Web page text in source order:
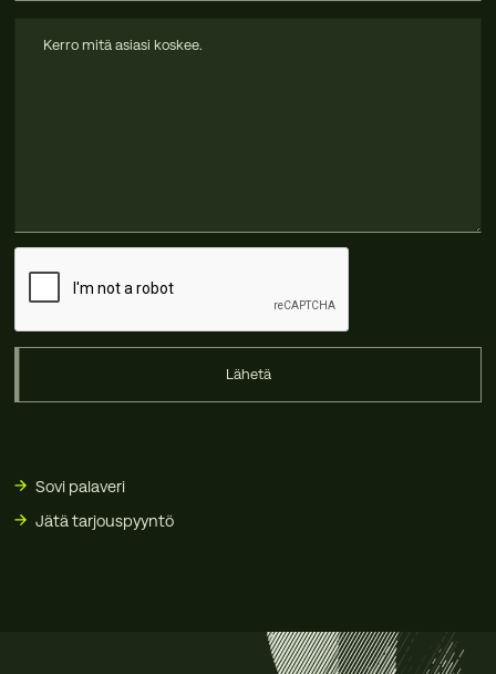
Lähetä
Sovi palaveri
Jätä tarjouspyyntö